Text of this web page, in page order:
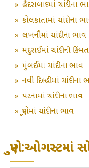
» હૈદરાબાદમાં ચાંદીના
» કોલકાતામાં ચાંદીના
» લખનૌમાં ચાંદીના ભાવ
» મદુરાઈમાં ચાંદીની કિંમત
» મુંબઈમાં ચાંદીના ભાવ
» નવી દિલ્હીમાં ચાંદીના
» પટનામાં ચાંદીના ભાવ
»પૂણેમાં ચાંદીના ભાવ
પુણે:ઓગસ્ટમાં